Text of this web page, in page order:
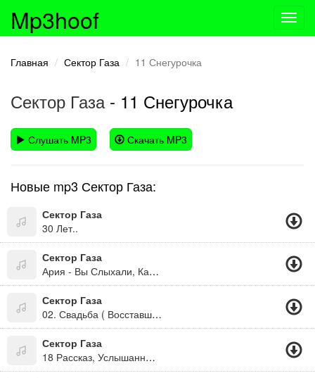
Mp3hoof
Главная Сектор Газа 11 Снегурочка
Сектор Газа- 11 Снегурочка
Слушать MP3 Скачать MP3
Новые mp3 Сектор Газа:
Сектор Газа
30 Лет..
Сектор Газа
Ария - Вы Слыхали, Как Дают Пизды?
Сектор Газа
02. Свадьба ( Восставший Из Ада 2000.)
Сектор Газа
18 Рассказ, Услышанный В Автокомбинате